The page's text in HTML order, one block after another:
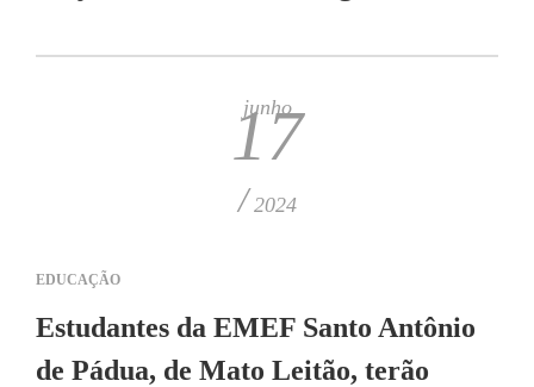
junho
17
/ 2024
EDUCAÇÃO
Estudantes da EMEF Santo Antônio
de Pádua, de Mato Leitão, terão